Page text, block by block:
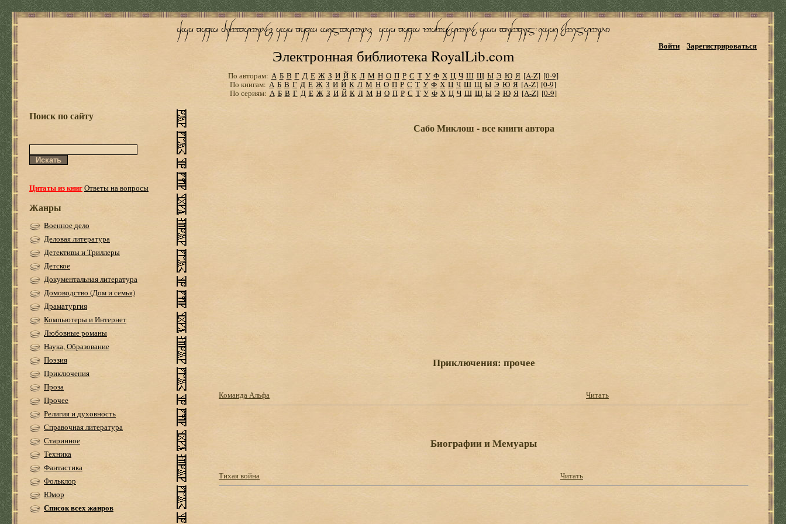
Электронная библиотека RoyalLib.com
Войти Зарегистрироваться
По авторам: А Б В Г Д Е Ж З И Й К Л М Н О П Р С Т У Ф Х Ц Ч Ш Щ Ы Э Ю Я [A-Z] [0-9]
По книгам: А Б В Г Д Е Ж З И Й К Л М Н О П Р С Т У Ф Х Ц Ч Ш Щ Ы Э Ю Я [A-Z] [0-9]
По сериям: А Б В Г Д Е Ж З И Й К Л М Н О П Р С Т У Ф Х Ц Ч Ш Щ Ы Э Ю Я [A-Z] [0-9]
Поиск по сайту
Цитаты из книгОтветы на вопросы
Жанры
Военное дело
Деловая литература
Детективы и Триллеры
Детское
Документальная литература
Домоводство (Дом и семья)
Драматургия
Компьютеры и Интернет
Любовные романы
Наука, Образование
Поэзия
Приключения
Проза
Прочее
Религия и духовность
Справочная литература
Старинное
Техника
Фантастика
Фольклор
Юмор
Список всех жанров
Сабо Миклош - все книги автора
Приключения: прочее
Команда Альфа Читать
Биографии и Мемуары
Тихая война Читать